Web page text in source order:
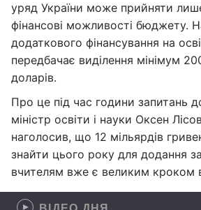
уряд України може прийняти
фінансові можливості бюджету.
додаткового фінансування на
передбачає виділення мінімум
доларів.
Про це під час години запитань
міністр освіти і науки Оксен
наголосив, що 12 мільярдів
знайти цього року для додання
вчителям вже є великим кроком